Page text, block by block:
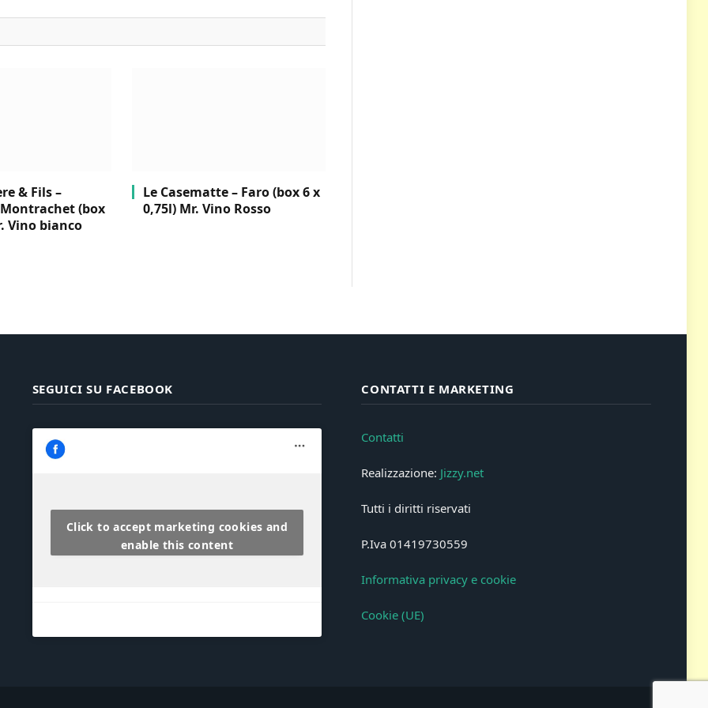
& Fils –
(box
Vino bianco
Le Casematte – Faro (box 6 x
0,75l) Mr. Vino Rosso
SEGUICI SU FACEBOOK
Click to accept marketing cookies and
enable this content
CONTATTI E MARKETING
Contatti
Realizzazione: Jizzy.net
Tutti i diritti riservati
P.Iva 01419730559
Informativa privacy e cookie
Cookie (UE)